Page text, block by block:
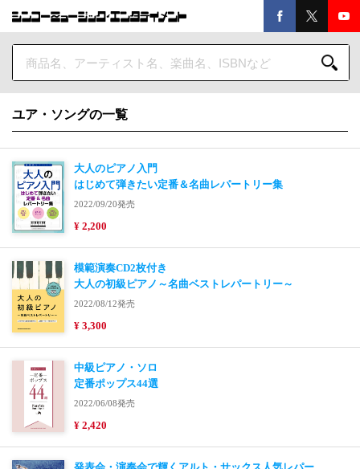
ユア・ソングの一覧
大人のピアノ入門
はじめて弾きたい定番＆名曲レパートリー集
2022/09/20発売
¥ 2,200
模範演奏CD2枚付き
大人の初級ピアノ～名曲ベストレパートリー～
2022/08/12発売
¥ 3,300
中級ピアノ・ソロ
定番ポップス44選
2022/06/08発売
¥ 2,420